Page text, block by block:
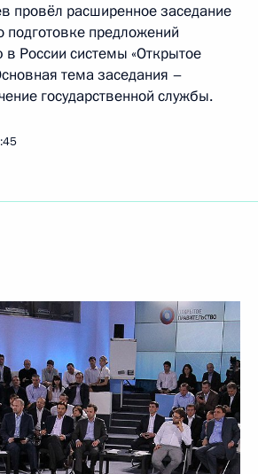
провёл расширенное заседание
подготовке предложений
России системы «Открытое
тема заседания –
государственной службы.